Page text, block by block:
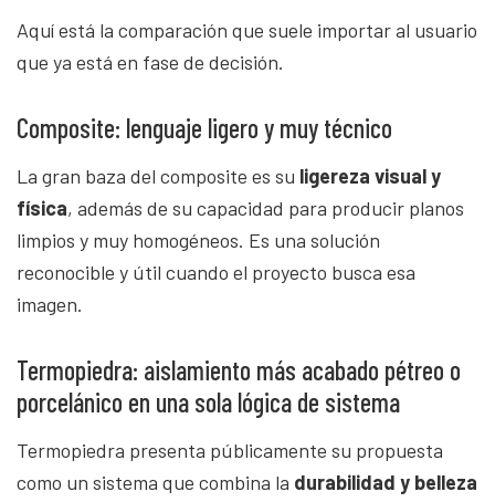
Aquí está la comparación que suele importar al usuario
que ya está en fase de decisión.
Composite: lenguaje ligero y muy técnico
La gran baza del composite es su ligereza visual y
física, además de su capacidad para producir planos
limpios y muy homogéneos. Es una solución
reconocible y útil cuando el proyecto busca esa
imagen.
Termopiedra: aislamiento más acabado pétreo o
porcelánico en una sola lógica de sistema
Termopiedra presenta públicamente su propuesta
como un sistema que combina la durabilidad y belleza